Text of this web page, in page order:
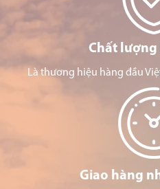
Chất lượng
Là thương hiệu hàng đầu
Giao hàng